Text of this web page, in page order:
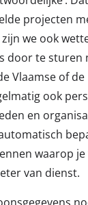
projecten
we ook
door te sturen
Vlaamse of
ook
en
waarop
van dienst.